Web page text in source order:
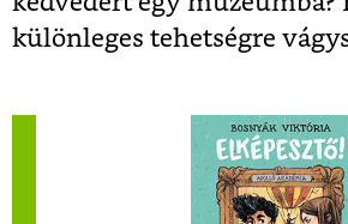
különleges tehetségre